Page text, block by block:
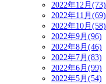
2022年12月(73)
2022年11月(69)
2022年10月(58)
2022年9月(96)
2022年8月(46)
2022年7月(83)
2022年6月(99)
2022年5月(54)